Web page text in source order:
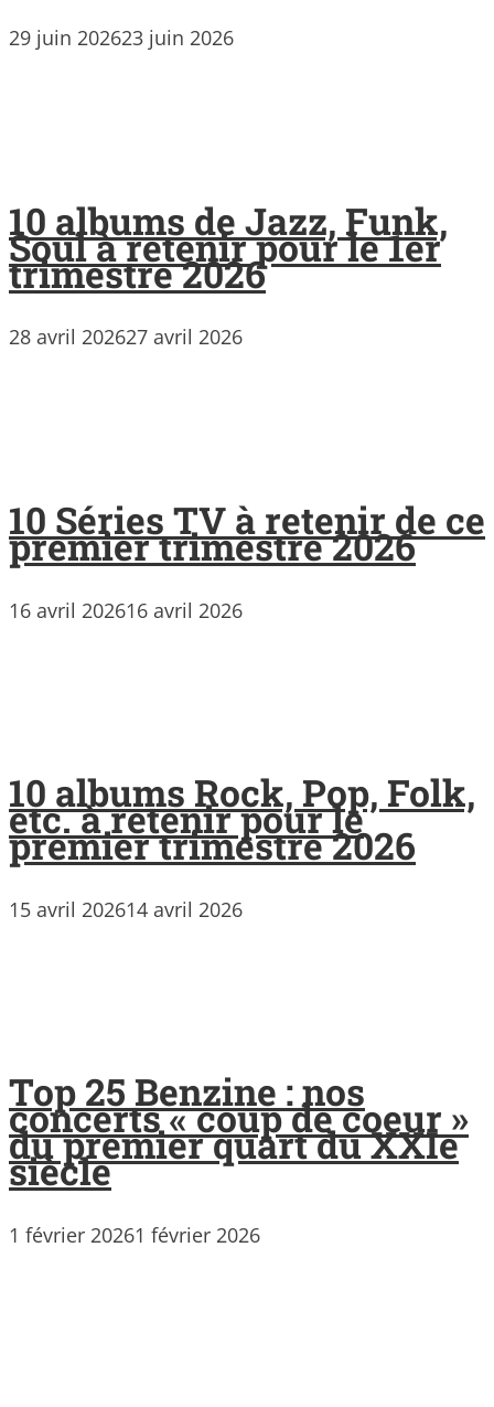
29 juin 202623 juin 2026
10 albums de Jazz, Funk,
Soul à retenir pour le 1er
trimestre 2026
28 avril 202627 avril 2026
10 Séries TV à retenir de ce
premier trimestre 2026
16 avril 202616 avril 2026
10 albums Rock, Pop, Folk,
etc. à retenir pour le
premier trimestre 2026
15 avril 202614 avril 2026
Top 25 Benzine : nos
concerts « coup de coeur »
du premier quart du XXIe
siècle
1 février 20261 février 2026